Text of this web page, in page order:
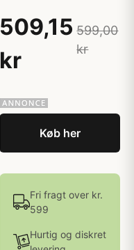
509,15
kr
599,00
kr
Køb her
Fri fragt over kr.
599
Hurtig og diskret